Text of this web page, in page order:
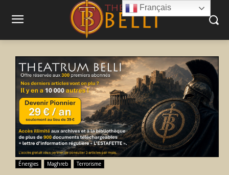
Énergies Maghreb Terrorisme
Français